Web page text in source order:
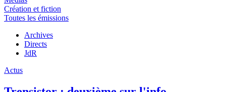
Création et fiction
Toutes les émissions
Archives
Directs
JdR
Actus